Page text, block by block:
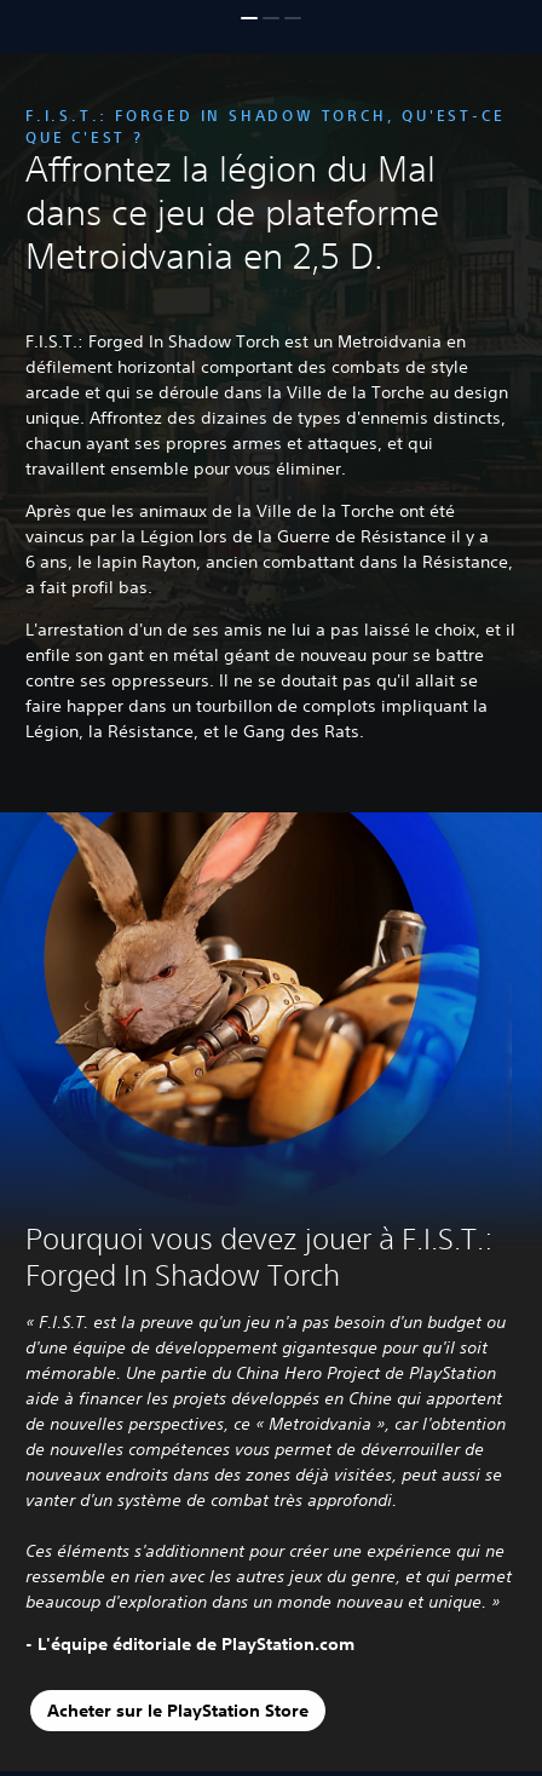
F.I.S.T.: FORGED IN SHADOW TORCH, QU'EST-CE
QUE C'EST ?
Affrontez la légion du Mal
dans ce jeu de plateforme
Metroidvania en 2,5 D.
F.I.S.T.: Forged In Shadow Torch est un Metroidvania en
défilement horizontal comportant des combats de style
arcade et qui se déroule dans la Ville de la Torche au design
unique. Affrontez des dizaines de types d'ennemis distincts,
chacun ayant ses propres armes et attaques, et qui
travaillent ensemble pour vous éliminer.
Après que les animaux de la Ville de la Torche ont été
vaincus par la Légion lors de la Guerre de Résistance il y a
6 ans, le lapin Rayton, ancien combattant dans la Résistance,
a fait profil bas.
L'arrestation d'un de ses amis ne lui a pas laissé le choix, et il
enfile son gant en métal géant de nouveau pour se battre
contre ses oppresseurs. Il ne se doutait pas qu'il allait se
faire happer dans un tourbillon de complots impliquant la
Légion, la Résistance, et le Gang des Rats.
Pourquoi vous devez jouer à F.I.S.T.:
Forged In Shadow Torch
« F.I.S.T. est la preuve qu'un jeu n'a pas besoin d'un budget ou
d'une équipe de développement gigantesque pour qu'il soit
mémorable. Une partie du China Hero Project de PlayStation
aide à financer les projets développés en Chine qui apportent
de nouvelles perspectives, ce « Metroidvania », car l'obtention
de nouvelles compétences vous permet de déverrouiller de
nouveaux endroits dans des zones déjà visitées, peut aussi se
vanter d'un système de combat très approfondi.
Ces éléments s'additionnent pour créer une expérience qui ne
ressemble en rien avec les autres jeux du genre, et qui permet
beaucoup d'exploration dans un monde nouveau et unique. »
- L'équipe éditoriale de PlayStation.com
Acheter sur le PlayStation Store